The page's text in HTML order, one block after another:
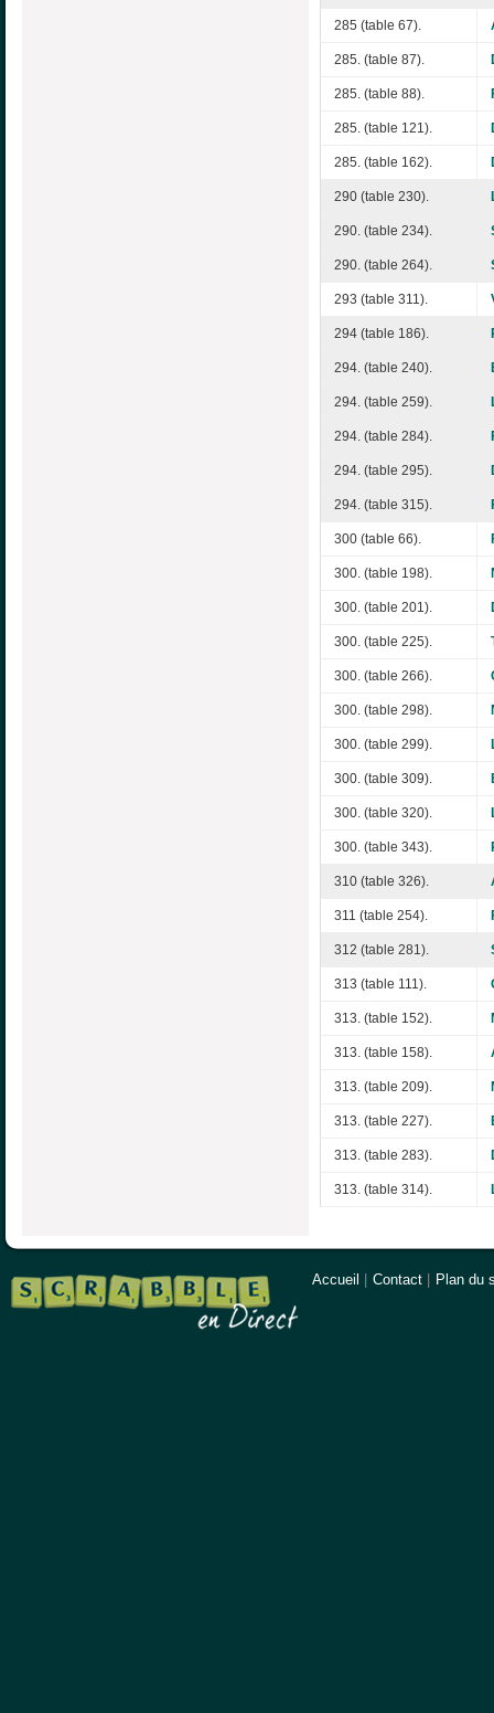
285 (table 67).
285. (table 87).
285. (table 88).
285. (table 121).
285. (table 162).
290 (table 230).
290. (table 234).
290. (table 264).
293 (table 311).
294 (table 186).
294. (table 240).
294. (table 259).
294. (table 284).
294. (table 295).
294. (table 315).
300 (table 66).
300. (table 198).
300. (table 201).
300. (table 225).
300. (table 266).
300. (table 298).
300. (table 299).
300. (table 309).
300. (table 320).
300. (table 343).
310 (table 326).
311 (table 254).
312 (table 281).
313 (table 111).
313. (table 152).
313. (table 158).
313. (table 209).
313. (table 227).
313. (table 283).
313. (table 314).
Accueil Contact Plan du